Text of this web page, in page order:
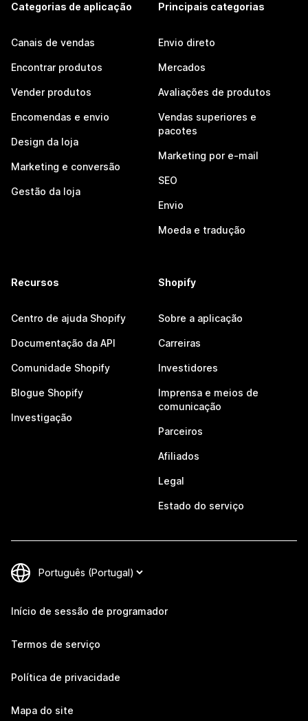
Categorias de aplicação
Canais de vendas
Encontrar produtos
Vender produtos
Encomendas e envio
Design da loja
Marketing e conversão
Gestão da loja
Principais categorias
Envio direto
Mercados
Avaliações de produtos
Vendas superiores e
pacotes
Marketing por e-mail
SEO
Envio
Moeda e tradução
Recursos
Centro de ajuda Shopify
Documentação da API
Comunidade Shopify
Blogue Shopify
Investigação
Shopify
Sobre a aplicação
Carreiras
Investidores
Imprensa e meios de
comunicação
Parceiros
Afiliados
Legal
Estado do serviço
Início de sessão de programador
Termos de serviço
Política de privacidade
Mapa do site